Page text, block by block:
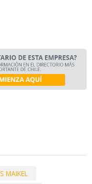
MAIKEL